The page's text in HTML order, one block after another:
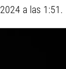
a las 1:51.